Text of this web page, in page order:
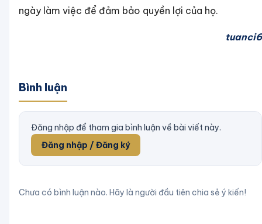
ngày làm việc để đảm bảo quyền lợi của họ.
tuanci6
Bình luận
Đăng nhập để tham gia bình luận về bài viết này.
Đăng nhập / Đăng ký
Chưa có bình luận nào. Hãy là người đầu tiên chia sẻ ý kiến!